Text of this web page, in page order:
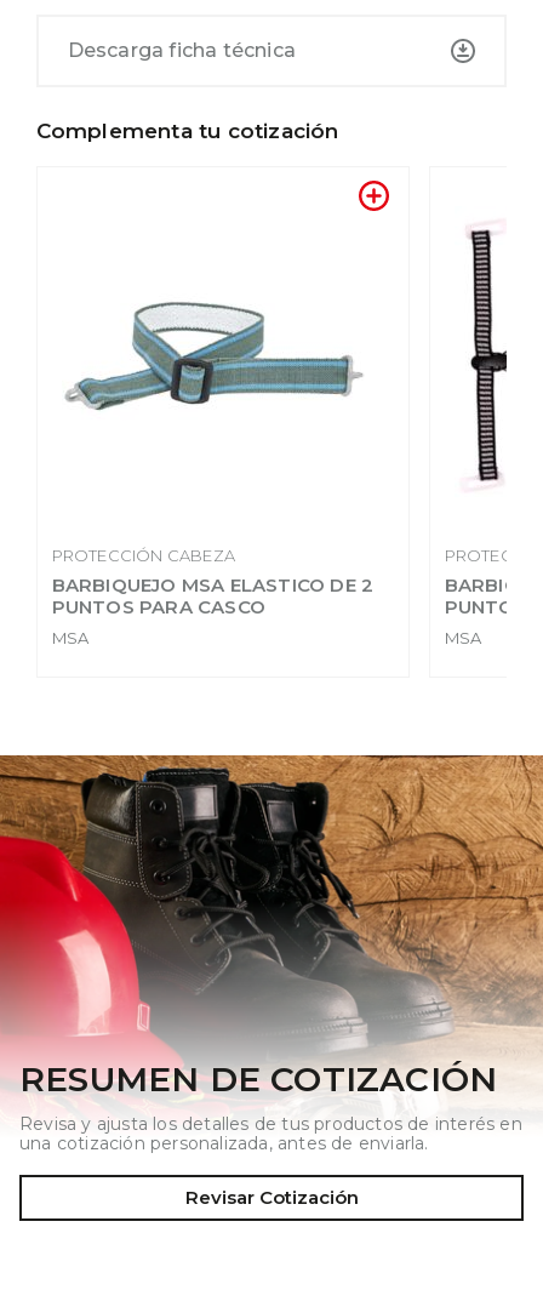
Descarga ficha técnica
Complementa tu cotización
PROTECCIÓN CABEZA
BARBIQUEJO MSA ELASTICO DE 2
PUNTOS PARA CASCO
MSA
PUNTOS
MSA
RESUMEN DE COTIZACIÓN
Revisa y ajusta los detalles de tus productos de interés en
una cotización personalizada, antes de enviarla.
Revisar Cotización